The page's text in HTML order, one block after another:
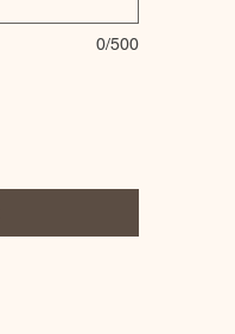
0/500